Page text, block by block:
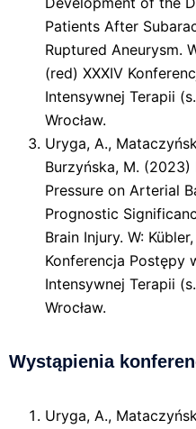
Patients After
Ruptured Aneurysm.
(red) XXXIV
Intensywnej Terapii
Wrocław.
Uryga, A.,
Burzyńska, M.
Pressure on Arterial
Prognostic
Brain Injury. W:
Konferencja Postępy
Intensywnej Terapii
Wrocław.
Wystąpienia
Uryga, A.,